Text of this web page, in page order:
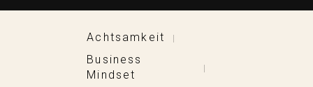
Achtsamkeit |
Business
Mindset
|